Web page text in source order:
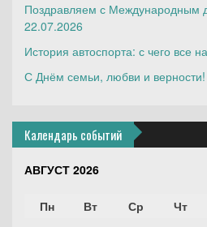
Поздравляем с Международным
22.07.2026
История автоспорта: с чего все
С Днём семьи, любви и верности!
Календарь событий
АВГУСТ 2026
Пн Вт Ср Чт